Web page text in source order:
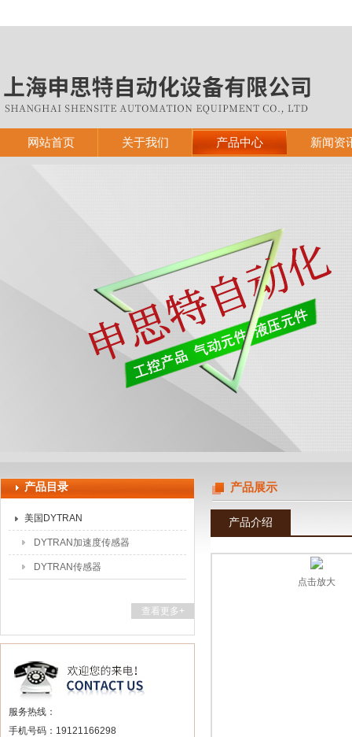
网站首页 关于我们 产品中心 新闻资
产品目录
美国DYTRAN
DYTRAN加速度传感器
DYTRAN传感器
查看更多+
服务热线：
手机号码：19121166298
产品展示
产品介绍
点击放大